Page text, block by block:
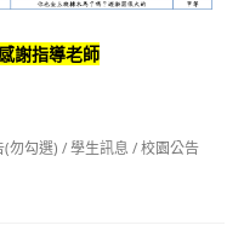
謝指導老師
(勿勾選) /學生訊息 /校園公告